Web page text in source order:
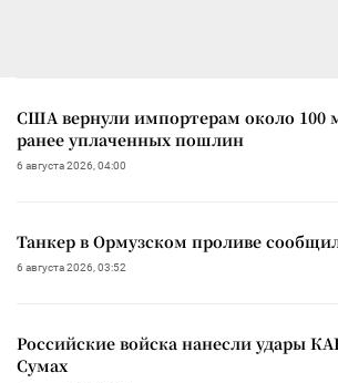
США вернули импортерам около 100
ранее уплаченных пошлин
6 августа 2026, 04:00
Танкер в Ормузском проливе
6 августа 2026, 03:52
Российские войска нанесли удары
Сумах